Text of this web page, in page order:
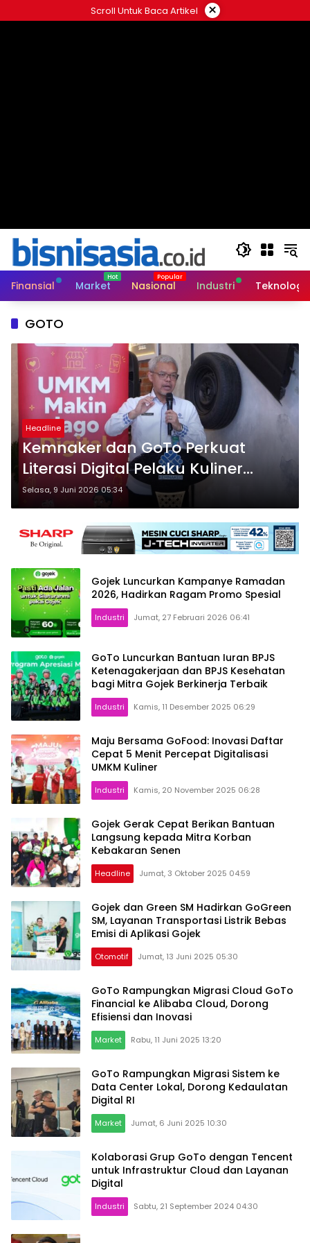
ke
Scroll Untuk Baca Artikel ×
Finansial Market Nasional Industri Teknologi
GOTO
Headline
Kemnaker dan GoTo Perkuat
Literasi Digital Pelaku Kuliner
Bandung
Selasa, 9 Juni 2026 05:34
Gojek Luncurkan Kampanye Ramadan
2026, Hadirkan Ragam Promo Spesial
Industri Jumat, 27 Februari 2026 06:41
GoTo Luncurkan Bantuan Iuran BPJS
Ketenagakerjaan dan BPJS Kesehatan
bagi Mitra Gojek Berkinerja Terbaik
Industri Kamis, 11 Desember 2025 06:29
Maju Bersama GoFood: Inovasi Daftar
Cepat 5 Menit Percepat Digitalisasi
UMKM Kuliner
Industri Kamis, 20 November 2025 06:28
Gojek Gerak Cepat Berikan Bantuan
Langsung kepada Mitra Korban
Kebakaran Senen
Headline Jumat, 3 Oktober 2025 04:59
Gojek dan Green SM Hadirkan GoGreen
SM, Layanan Transportasi Listrik Bebas
Emisi di Aplikasi Gojek
Otomotif Jumat, 13 Juni 2025 05:30
GoTo Rampungkan Migrasi Cloud GoTo
Financial ke Alibaba Cloud, Dorong
Efisiensi dan Inovasi
Market Rabu, 11 Juni 2025 13:20
GoTo Rampungkan Migrasi Sistem ke
Data Center Lokal, Dorong Kedaulatan
Digital RI
Market Jumat, 6 Juni 2025 10:30
Kolaborasi Grup GoTo dengan Tencent
untuk Infrastruktur Cloud dan Layanan
Digital
Industri Sabtu, 21 September 2024 04:30